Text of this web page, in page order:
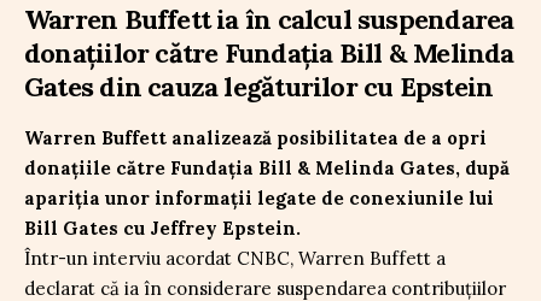
Warren Buffett ia în calcul suspendarea
donațiilor către Fundația Bill & Melinda
Gates din cauza legăturilor cu Epstein
Warren Buffett analizează posibilitatea de a opri
donațiile către Fundația Bill & Melinda Gates, după
apariția unor informații legate de conexiunile lui
Bill Gates cu Jeffrey Epstein.
Într-un interviu acordat CNBC, Warren Buffett a
declarat că ia în considerare suspendarea contribuțiilor